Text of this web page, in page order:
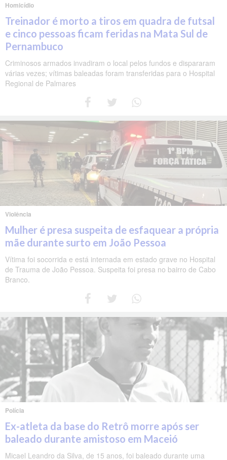
Homicídio
Treinador é morto a tiros em quadra de futsal
e cinco pessoas ficam feridas na Mata Sul de
Pernambuco
Criminosos armados invadiram o local pelos fundos e dispararam
várias vezes; vítimas baleadas foram transferidas para o Hospital
Regional de Palmares
Violência
Mulher é presa suspeita de esfaquear a própria
mãe durante surto em João Pessoa
Vítima foi socorrida e está internada em estado grave no Hospital
de Trauma de João Pessoa. Suspeita foi presa no bairro de Cabo
Branco.
Polícia
Ex-atleta da base do Retrô morre após ser
baleado durante amistoso em Maceió
Micael Leandro da Silva, de 15 anos, foi baleado durante uma